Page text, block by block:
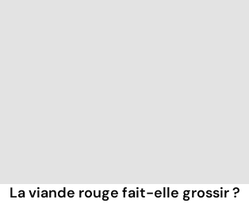
La viande rouge fait-elle grossir ?